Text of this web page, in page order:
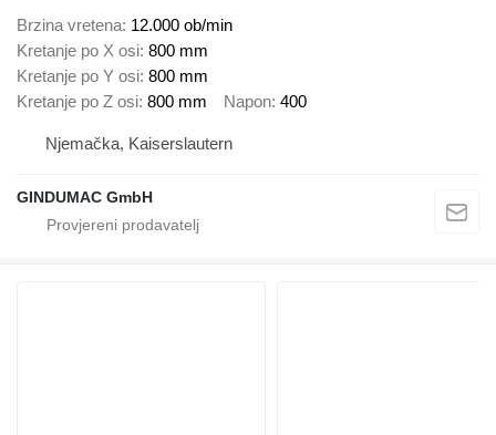
Brzina vretena 12.000 ob/min
Kretanje po X osi 800 mm
Kretanje po Y osi 800 mm
Kretanje po Z osi 800 mm Napon 400
Njemačka, Kaiserslautern
GINDUMAC GmbH